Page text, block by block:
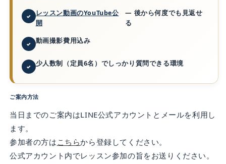
ス
ン
｜
9
月・
10
月
申
ペ
ー
ジ
の
ス
｜
9
月・
10
月
ペ
ジ
の
レッスン動画のYouTube公
開
— 後から何度でも見返せ
る
動画撮影費用込み
少人数制（定員6名）でしっかり質問できる環境
ご案内方法
当日までのご案内はLINE公式アカウントとメールを利用し
ます。
参加者の方は こちらから登録してください。
公式アカウント内でレッスン参加の旨をお送りください。